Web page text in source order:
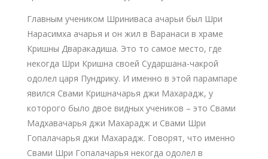
Главным учеником Шриниваса ачарьи был Шри
Нарасимха ачарья и он жил в Варанаси в храме
Кришны Дваракадиша. Это то самое место, где
некогда Шри Кришна своей Сударшана-чакрой
одолел царя Пундрику. И именно в этой парампаре
явился Свами Кришначарья джи Махарадж, у
которого было двое видных учеников – это Свами
Мадхавачарья джи Махарадж и Свами Шри
Гопалачарья джи Махарадж. Говорят, что именно
Свами Шри Гопалачарья некогда одолел в